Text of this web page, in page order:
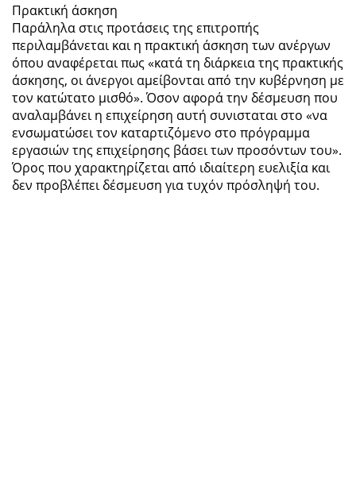
Πρακτική άσκηση
Παράληλα στις προτάσεις της επιτροπής
περιλαμβάνεται και η πρακτική άσκηση των ανέργων
όπου αναφέρεται πως «κατά τη διάρκεια της πρακτικής
άσκησης, οι άνεργοι αμείβονται από την κυβέρνηση με
τον κατώτατο μισθό». Όσον αφορά την δέσμευση που
αναλαμβάνει η επιχείρηση αυτή συνισταται στο «να
ενσωματώσει τον καταρτιζόμενο στο πρόγραμμα
εργασιών της επιχείρησης βάσει των προσόντων του».
Όρος που χαρακτηρίζεται από ιδιαίτερη ευελιξία και
δεν προβλέπει δέσμευση για τυχόν πρόσληψή του.